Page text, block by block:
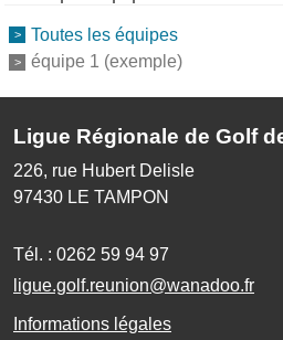
Toutes les équipes
équipe 1 (exemple)
Ligue Régionale de Golf
226, rue Hubert Delisle
97430 LE TAMPON
Tél. : 0262 59 94 97
ligue.golf.reunion@wanadoo.fr
Informations légales